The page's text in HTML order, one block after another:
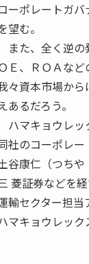
ーポレートガ
望む。
また、全く逆の
Ｅ、ＲＯＡなど
々資本市場か
あるだろう。
ハマキョウレッ
社のコーポレー
谷康仁（つちや
菱証券などを
輸セクター担当
マキョウレック